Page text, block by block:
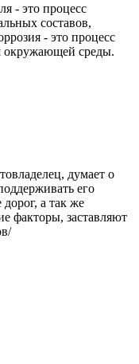
- это процесс
составов,
- это процесс
окружающей среды.
думает о
его
а так же
факторы, заставляют